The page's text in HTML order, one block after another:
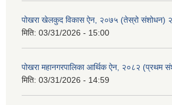
पोखरा खेलकुद विकास ऐन, २०७५ (तेस्रो संशोधन)
मिति: 03/31/2026 - 15:00
पोखरा महानगरपालिका आर्थिक ऐन, २०८२ (प्रथम
मिति: 03/31/2026 - 14:59